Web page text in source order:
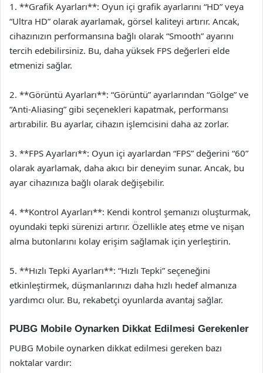
1. **Grafik Ayarları**: Oyun içi grafik ayarlarını “HD” veya
“Ultra HD” olarak ayarlamak, görsel kaliteyi artırır. Ancak,
cihazınızın performansına bağlı olarak “Smooth” ayarını
tercih edebilirsiniz. Bu, daha yüksek FPS değerleri elde
etmenizi sağlar.
2. **Görüntü Ayarları**: “Görüntü” ayarlarından “Gölge” ve
“Anti-Aliasing” gibi seçenekleri kapatmak, performansı
artırabilir. Bu ayarlar, cihazın işlemcisini daha az zorlar.
3. **FPS Ayarları**: Oyun içi ayarlardan “FPS” değerini “60”
olarak ayarlamak, daha akıcı bir deneyim sunar. Ancak, bu
ayar cihazınıza bağlı olarak değişebilir.
4. **Kontrol Ayarları**: Kendi kontrol şemanızı oluşturmak,
oyundaki tepki sürenizi artırır. Özellikle ateş etme ve nişan
alma butonlarını kolay erişim sağlamak için yerleştirin.
5. **Hızlı Tepki Ayarları**: “Hızlı Tepki” seçeneğini
etkinleştirmek, düşmanlarınızı daha hızlı hedef almanıza
yardımcı olur. Bu, rekabetçi oyunlarda avantaj sağlar.
PUBG Mobile Oynarken Dikkat Edilmesi Gerekenler
PUBG Mobile oynarken dikkat edilmesi gereken bazı
noktalar vardır: